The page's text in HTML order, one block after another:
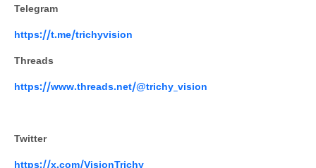
Telegram
https://t.me/trichyvision
Threads
https://www.threads.net/@trichy_vision
Twitter
https://x.com/VisionTrichy